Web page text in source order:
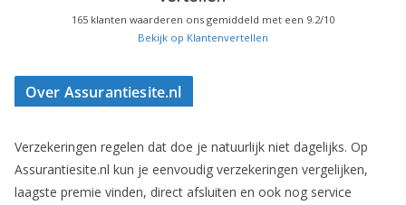
165 klanten waarderen ons gemiddeld met een 9.2/10
Bekijk op Klantenvertellen
Over Assurantiesite.nl
Verzekeringen regelen dat doe je natuurlijk niet dagelijks. Op
Assurantiesite.nl kun je eenvoudig verzekeringen vergelijken,
laagste premie vinden, direct afsluiten en ook nog service